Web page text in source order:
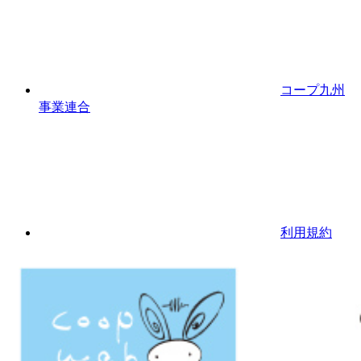
コープ九州
事業連合
利用規約